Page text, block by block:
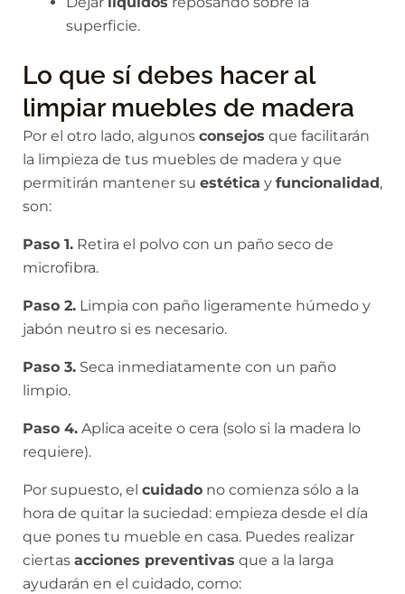
superficie.
Lo que sí debes hacer al
limpiar muebles de madera
Por el otro lado, algunos consejos que facilitarán
la limpieza de tus muebles de madera y que
permitirán mantener su estética y funcionalidad ,
son:
Paso 1. Retira el polvo con un paño seco de
microfibra.
Paso 2. Limpia con paño ligeramente húmedo y
jabón neutro si es necesario.
Paso 3. Seca inmediatamente con un paño
limpio.
Paso 4. Aplica aceite o cera (solo si la madera lo
requiere).
Por supuesto, el cuidado no comienza sólo a la
hora de quitar la suciedad: empieza desde el día
que pones tu mueble en casa. Puedes realizar
ciertas acciones preventivas que a la larga
ayudarán en el cuidado, como: